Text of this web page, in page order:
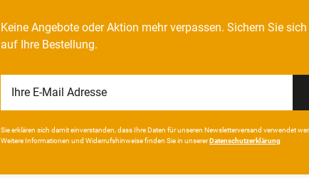
Keine Angebote oder Aktion mehr verpassen. Sichern Sie
auf Ihre Bestellung.
Honig
Sie erklären sich damit ein­ver­standen, dass Ihre Da­ten für unseren News­letter­versand ver­wen­det
Weitere Infor­mationen und Wider­rufshin­weise finden Sie in unsererDaten­schutz­erklärung